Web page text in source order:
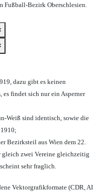
Fußball-Bezirk Oberschlesien.
dazu gibt es keinen
findet sich nur ein Asperner
Weiß sind identisch, sowie die
;
Bezirksteil aus Wien dem 22.
gleich zwei Vereine gleichzeitig
sehr fraglich.
Vektorgrafikformate (CDR, AI